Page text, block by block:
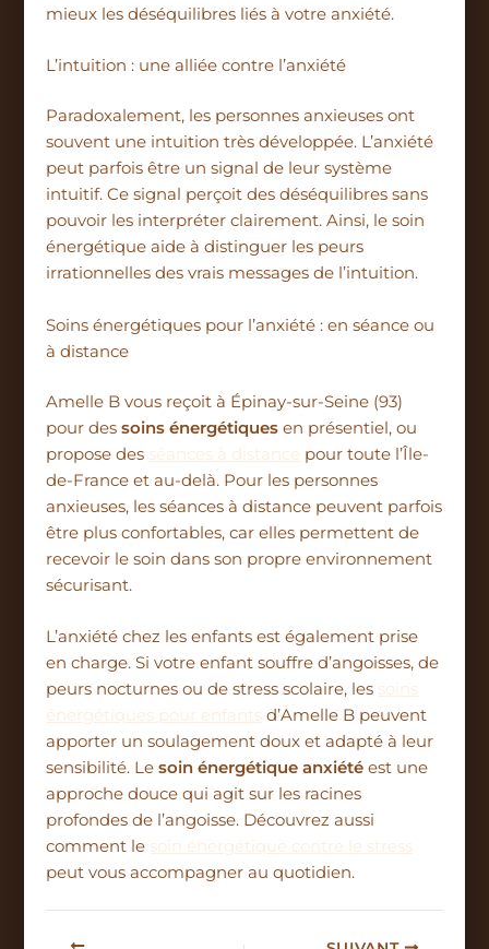
mieux les déséquilibres liés à votre anxiété.
L’intuition : une alliée contre l’anxiété
Paradoxalement, les personnes anxieuses ont
souvent une intuition très développée. L’anxiété
peut parfois être un signal de leur système
intuitif. Ce signal perçoit des déséquilibres sans
pouvoir les interpréter clairement. Ainsi, le soin
énergétique aide à distinguer les peurs
irrationnelles des vrais messages de l’intuition.
Soins énergétiques pour l’anxiété : en séance ou
à distance
Amelle B vous reçoit à Épinay-sur-Seine (93)
pour dessoins énergétiques en présentiel, ou
propose des séances à distance pour toute l’Île-
de-France et au-delà. Pour les personnes
anxieuses, les séances à distance peuvent parfois
être plus confortables, car elles permettent de
recevoir le soin dans son propre environnement
sécurisant.
L’anxiété chez les enfants est également prise
en charge. Si votre enfant souffre d’angoisses, de
peurs nocturnes ou de stress scolaire, les soins
énergétiques pour enfants d’Amelle B peuvent
apporter un soulagement doux et adapté à leur
sensibilité. Lesoin énergétique anxiété est une
approche douce qui agit sur les racines
profondes de l’angoisse. Découvrez aussi
comment le soin énergétique contre le stress
peut vous accompagner au quotidien.